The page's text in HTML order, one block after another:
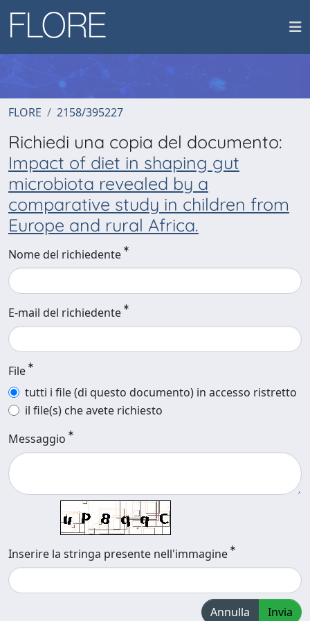
FLORE 2158/395227
Richiedi una copia del documento:
Impact of diet in shaping gut
microbiota revealed by a
comparative study in children from
Europe and rural Africa.
Nome del richiedente
E-mail del richiedente
File
tutti i file (di questo documento) in accesso ristretto
il file(s) che avete richiesto
Messaggio
Inserire la stringa presente nell'immagine
Annulla Invia